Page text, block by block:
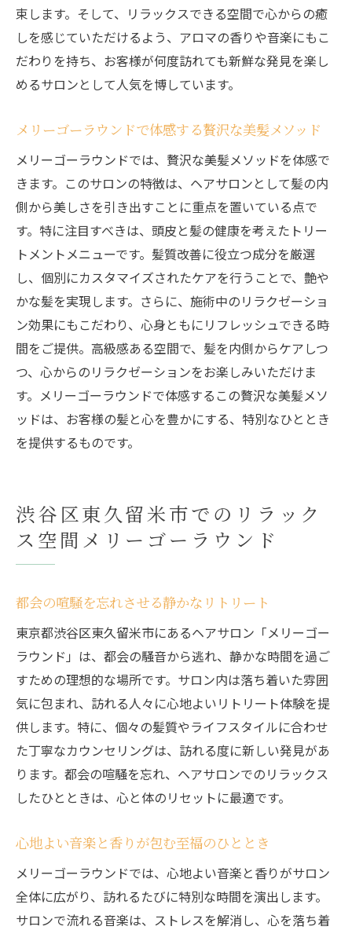
個別対応のカットやカラーで理想のスタイルを
実現
お客様の個性を引き出すスタイル提案
カラーリングで表現する自分らしさ
希望通りのカラーを実現するためのプロセ
ス
最新のカット技術で理想のヘアスタイルを
創造
カラーとカットの絶妙なコンビネーション
髪の美しさを引き出す特別なヘアサロン体験
美しさの底上げを図るサロンでのひととき
プロフェッショナルが導く魅力的なヘアス
タイル
サロンならではの美しさの秘訣
施術後に感じる新しい自分の発見
最高の仕上がりを約束するサロンの技術
束します。そして、リラックスできる空間で心からの癒
しを感じていただけるよう、アロマの香りや音楽にもこ
だわりを持ち、お客様が何度訪れても新鮮な発見を楽し
めるサロンとして人気を博しています。
メリーゴーラウンドで体感する贅沢な美髪メソッド
メリーゴーラウンドでは、贅沢な美髪メソッドを体感で
きます。このサロンの特徴は、ヘアサロンとして髪の内
側から美しさを引き出すことに重点を置いている点で
す。特に注目すべきは、頭皮と髪の健康を考えたトリー
トメントメニューです。髪質改善に役立つ成分を厳選
し、個別にカスタマイズされたケアを行うことで、艶や
かな髪を実現します。さらに、施術中のリラクゼーショ
ン効果にもこだわり、心身ともにリフレッシュできる時
間をご提供。高級感ある空間で、髪を内側からケアしつ
つ、心からのリラクゼーションをお楽しみいただけま
す。メリーゴーラウンドで体感するこの贅沢な美髪メソ
ッドは、お客様の髪と心を豊かにする、特別なひととき
を提供するものです。
渋谷区東久留米市でのリラック
ス空間メリーゴーラウンド
都会の喧騒を忘れさせる静かなリトリート
東京都渋谷区東久留米市にあるヘアサロン「メリーゴー
ラウンド」は、都会の騒音から逃れ、静かな時間を過ご
すための理想的な場所です。サロン内は落ち着いた雰囲
気に包まれ、訪れる人々に心地よいリトリート体験を提
供します。特に、個々の髪質やライフスタイルに合わせ
た丁寧なカウンセリングは、訪れる度に新しい発見があ
ります。都会の喧騒を忘れ、ヘアサロンでのリラックス
したひとときは、心と体のリセットに最適です。
心地よい音楽と香りが包む至福のひととき
メリーゴーラウンドでは、心地よい音楽と香りがサロン
全体に広がり、訪れるたびに特別な時間を演出します。
サロンで流れる音楽は、ストレスを解消し、心を落ち着